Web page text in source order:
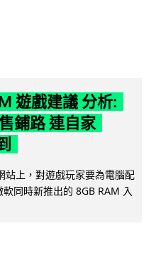
遊戲建議 分析:
鋪路 連自家
上，對遊戲玩家要為電腦配
同時新推出的 8GB RAM 入